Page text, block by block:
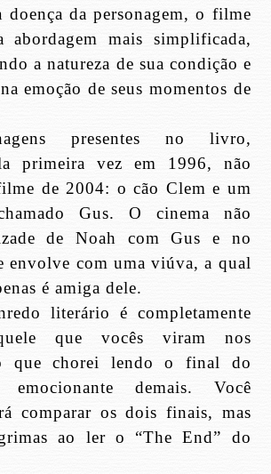
doença da personagem, o filme
abordagem mais simplificada,
a natureza de sua condição e
emoção de seus momentos de
presentes no livro,
primeira vez em 1996, não
de 2004: o cão Clem e um
Gus. O cinema não
de Noah com Gus e no
envolve com uma viúva, a qual
é amiga dele.
literário é completamente
que vocês viram nos
que chorei lendo o final do
demais. Você
comparar os dois finais, mas
ao ler o “The End” do